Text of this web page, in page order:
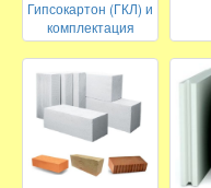
Гипсокартон (ГКЛ) и
комплектация